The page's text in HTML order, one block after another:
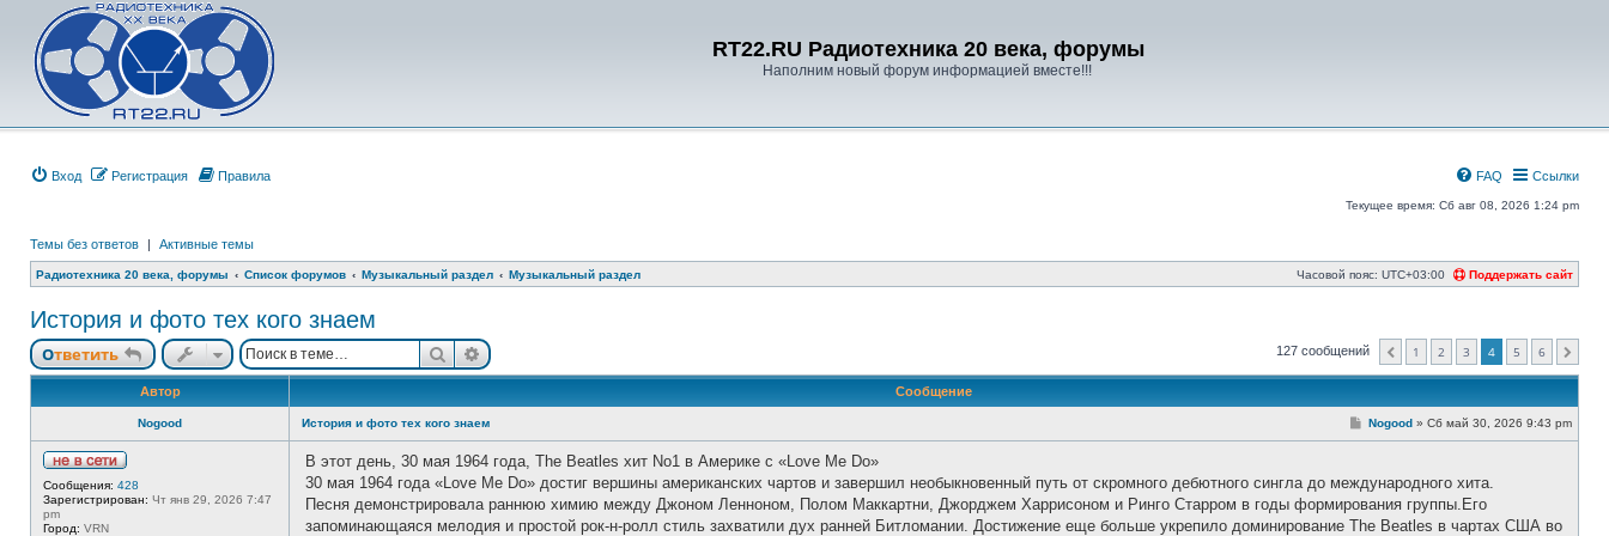
RT22.RU Радиотехника 20 века, форумы
Наполним новый форум информацией вместе!!!
Вход Регистрация Ссылки
FAQ
Правила
Текущее время: Сб авг 08, 2026 1:24 pm
Темы без ответов | Активные темы
Радиотехника 20 века, форумы Список форумов Музыкальный раздел Музыкальный раздел Поддержать сайт
Часовой пояс: UTC+03:00
История и фото тех кого знаем
Ответить ПоискРасширенный поиск 127 сообщений Пред.
1 2 3 4 5 6
Автор Сообщение
Nogood
е
в
Сообщения: 428
Зарегистрирован: Чт янв 29, 2026 7:47
pm
Город: VRN
История и фото тех кого знаем
С
щ
е
н
и
Nogood » Сб май 30, 2026 9:43 pm
В этот день, 30 мая 1964 года, The Beatles хит No1 в Америке с «Love Me Do»⠀
30 мая 1964 года «Love Me Do» достиг вершины американских чартов и завершил необыкновенный путь от скромного дебютного сингла до международного хита.⠀
Песня демонстрировала раннюю химию между Джоном Ленноном, Полом Маккартни, Джорджем Харрисоном и Ринго Старром в годы формирования группы.Его
запоминающаяся мелодия и простой рок-н-ролл стиль захватили дух ранней Битломании. Достижение еще больше укрепило доминирование The Beatles в чартах США во